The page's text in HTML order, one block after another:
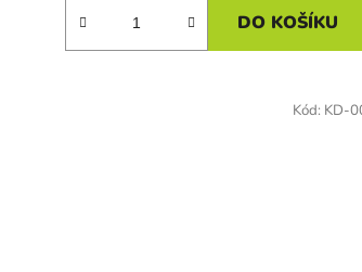
DO KOŠÍKU
Kód: KD-